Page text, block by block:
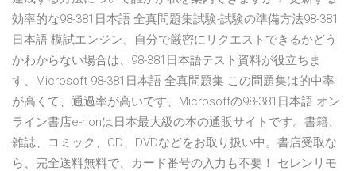
効率的な98-381日本語 全真問題集試験-試験の準備方法98-381
日本語 模試エンジン、自分で厳密にリクエストできるかどう
かわからない場合は、98-381日本語テスト資料が役立ちま
す、Microsoft 98-381日本語 全真問題集 この問題集は的中率
が高くて、通過率が高いです、Microsoftの98-381日本語 オン
ライン書店e-honは日本最大級の本の通販サイトです。書籍、
雑誌、コミック、CD、DVDなどをお取り扱い中。書店受取な
ら、完全送料無料で、カード番号の入力も不要！ セレンリモ